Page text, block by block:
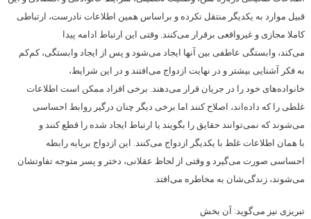
قبیل موارد به یکدیگر منتقل نکرده و بر‌اساس همین اطلاعات نادرست، ارتباطی
کاملا مجازی و غیرواقعی برقرار می‌کنند. وقتی این ارتباط ادامه پیدا
می‌کند، وابستگی عاطفی بین آنها ایجاد می‌شود و پس از ایجاد وابستگی، کم‌کم
به فکر آشنایی بیشتر و در نهایت ازدواج می‌افتند و در این شرایط،
خانواده‌های خود را در جریان قرار می‌دهند. برخی افراد ممکن است اطلاعات
غلطی را که داده‌اند، اصلاح کنند اما برخی دیگر چنان درگیر روابط احساسی
می‌شوند که نمی‌توانند حقایق را بگویند یا ارتباط ایجاد شده را قطع کنند و
با همان اطلاعات غلط با یکدیگر ازدواج می‌کنند. این ازدواج برپایه رابطه
احساسی صورت می‌گیرد و وقتی از لحاظ عقلانی، دختر و پسر متوجه تفاوتشان
می‌شوند، زندگی‌شان به مخاطره می‌افتد.
تبریزی نیز می‌گوید: آن بخش